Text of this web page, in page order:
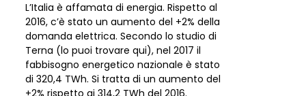
L’Italia è affamata di energia. Rispetto al
2016, c’è stato un aumento del +2% della
domanda elettrica. Secondo lo studio di
Terna (lo puoi trovare qui), nel 2017 il
fabbisogno energetico nazionale è stato
di 320,4 TWh. Si tratta di un aumento del
+2% rispetto ai 314,2 TWh del 2016.